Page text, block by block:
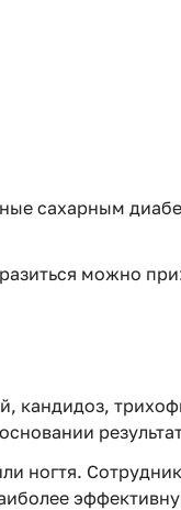
сахарным
можно
ногтя.